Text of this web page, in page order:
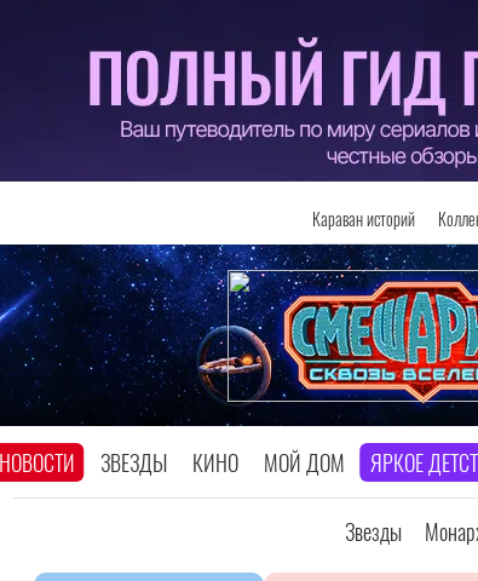
Караван историй
НОВОСТИ ЗВЕЗДЫ КИНО МОЙ ДОМ ЯРКОЕ
Звезды